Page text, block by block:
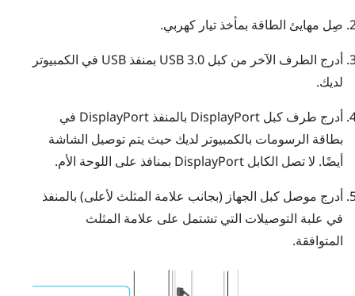
صِل مهايئ الطاقة بمأخذ تيار كهربي.
أدرج الطرف الآخر من كبل USB 3.0 بمنفذ USB في الكمبيوتر
لديك.
أدرج طرف كبل DisplayPort بالمنفذ DisplayPort في
بطاقة الرسومات بالكمبيوتر لديك حيث يتم توصيل الشاشة
أيضًا. لا تصل الكابل DisplayPort بمنافذ على اللوحة الأم.
أدرج موصل كبل الجهاز (بجانب علامة المثلث لأعلى) بالمنفذ
في علبة التوصيلات التي تشتمل على علامة المثلث
المتوافقة.